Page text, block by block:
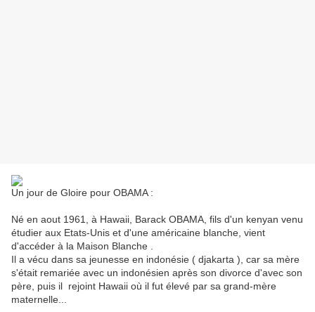
Un jour de Gloire pour OBAMA :
Né en aout 1961, à Hawaii, Barack OBAMA, fils d'un kenyan venu
étudier aux Etats-Unis et d'une américaine blanche, vient
d'accéder à la Maison Blanche .
Il a vécu dans sa jeunesse en indonésie ( djakarta ), car sa mère
s'était remariée avec un indonésien après son divorce d'avec son
père, puis il rejoint Hawaii où il fut élevé par sa grand-mère
maternelle...